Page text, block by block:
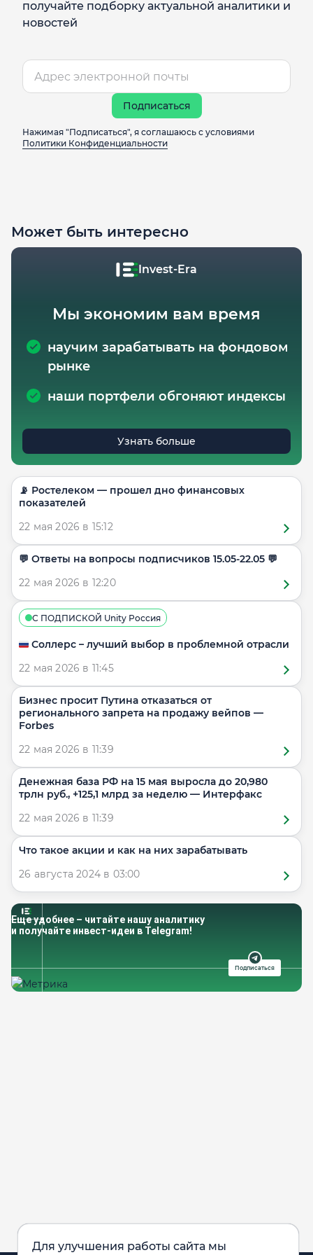
Для улучшения работы сайта мы
получайте подборку актуальной аналитики и
новостей
Подписаться
Нажимая "Подписаться", я соглашаюсь с условиями
Политики Конфиденциальности
Может быть интересно
Invest-Era
Мы экономим вам время
научим зарабатывать на фондовом
рынке
наши портфели обгоняют индексы
Узнать больше
📡 Ростелеком — прошел дно финансовых
показателей
22 мая 2026 в 15:12
​​💬 Ответы на вопросы подписчиков 15.05-22.05 💬
22 мая 2026 в 12:20
С ПОДПИСКОЙ Unity Россия
🇷🇺 Соллерс – лучший выбор в проблемной отрасли
22 мая 2026 в 11:45
Бизнес просит Путина отказаться от
регионального запрета на продажу вейпов —
Forbes
22 мая 2026 в 11:39
Денежная база РФ на 15 мая выросла до 20,980
трлн руб., +125,1 млрд за неделю — Интерфакс
22 мая 2026 в 11:39
Что такое акции и как на них зарабатывать
26 августа 2024 в 03:00
Еще удобнее – читайте нашу аналитику
и получайте инвест-идеи в Telegram!
Подписаться